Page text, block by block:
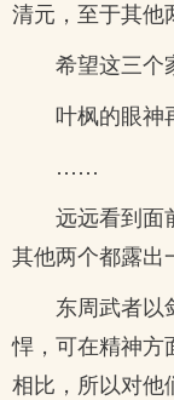
清元，至于其他
希望这三个
叶枫的眼神
……
远远看到面
其他两个都露出
东周武者以
悍，可在精神方
相比，所以对他